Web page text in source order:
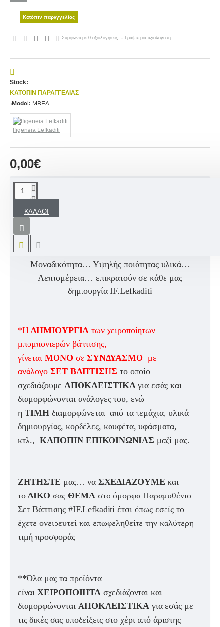
Κατόπιν παραγγελίας
Σύμφωνα με 0 αξιολογήσεις. - Γράψτε μια αξιολόγηση
0,00€
Stock:
ΚΑΤΌΠΙΝ ΠΑΡΑΓΓΕΛΊΑΣ
Model: ΜΒΕΛ
Ifigeneia Lefkaditi
ΚΑΛΆΘΙ
ΠΕΡΙΓΡΑΦΉ
Χειροποίητη μπομπονιέρα βάπτισης για αγόρι και
κορίτσι με ξύλινη διακοσμητική φιγούρα σε θέμα
δικής σας επιλογής.
Μοναδικότητα… Υψηλής ποιότητας υλικά…
Λεπτομέρεια… επικρατούν σε κάθε μας
δημιουργία IF.Lefkaditi
*Η ΔΗΜΙΟΥΡΓΙΑ των χειροποίητων
μπομπονιερών βάπτισης,
γίνεται ΜΟΝΟ σε ΣΥΝΔΥΑΣΜΟ με
ανάλογο ΣΕΤ ΒΑΠΤΙΣΗΣ το οποίο
σχεδιάζουμε ΑΠΟΚΛΕΙΣΤΙΚΑ για εσάς και
διαμορφώνονται ανάλογες του, ενώ
η ΤΙΜΗ διαμορφώνεται από τα τεμάχια, υλικά
δημιουργίας, κορδέλες, κουφέτα, υφάσματα,
κτλ., ΚΑΠΟΠΙΝ ΕΠΙΚΟΙΝΩΝΙΑΣ μαζί μας.
ΖΗΤΗΣΤΕ μας… να ΣΧΕΔΙΑΖΟΥΜΕ και
το ΔΙΚΟ σας ΘΕΜΑ στο όμορφο Παραμυθένιο
Σετ Βάπτισης #IF.Lefkaditi έτσι όπως εσείς το
έχετε ονειρευτεί και επωφεληθείτε την καλύτερη
τιμή προσφοράς
**Όλα μας τα προϊόντα
είναι ΧΕΙΡΟΠΟΙΗΤΑ σχεδιάζονται και
διαμορφώνονται ΑΠΟΚΛΕΙΣΤΙΚΑ για εσάς με
τις δικές σας υποδείξεις στο χέρι από άριστης